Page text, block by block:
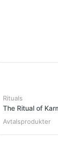
Rituals
The Ritual of
Avtalsprodukter